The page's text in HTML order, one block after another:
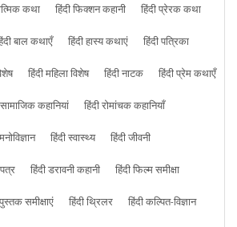
कथा हिंदी फिक्शन कहानी
हिंदी प्रेरक कथा
बाल कथाएँ हिंदी हास्य कथाएं
हिंदी पत्रिका
हिंदी महिला विशेष हिंदी नाटक
हिंदी प्रेम कथाएँ
कहानियां
हिंदी रोमांचक कहानियाँ
हिंदी स्वास्थ्य
हिंदी जीवनी
हिंदी डरावनी कहानी
हिंदी फिल्म समीक्षा
समीक्षाएं हिंदी थ्रिलर
हिंदी कल्पित-विज्ञान